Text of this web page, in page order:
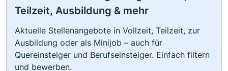
Teilzeit, Ausbildung & mehr
Aktuelle Stellenangebote in Vollzeit, Teilzeit, zur
Ausbildung oder als Minijob – auch für
Quereinsteiger und Berufseinsteiger. Einfach filtern
und bewerben.